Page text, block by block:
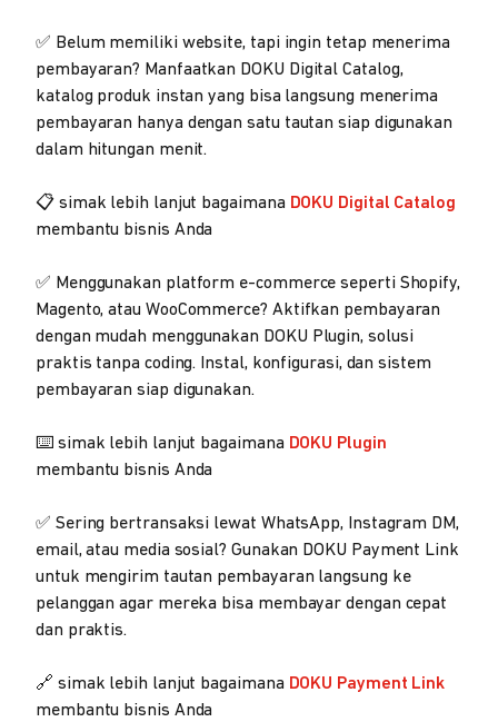
✅ Belum memiliki website, tapi ingin tetap menerima
pembayaran? Manfaatkan DOKU Digital Catalog,
katalog produk instan yang bisa langsung menerima
pembayaran hanya dengan satu tautan siap digunakan
dalam hitungan menit.
📋 simak lebih lanjut bagaimana DOKU Digital Catalog
membantu bisnis Anda
✅ Menggunakan platform e-commerce seperti Shopify,
Magento, atau WooCommerce? Aktifkan pembayaran
dengan mudah menggunakan DOKU Plugin, solusi
praktis tanpa coding. Instal, konfigurasi, dan sistem
pembayaran siap digunakan.
⌨️ simak lebih lanjut bagaimana DOKU Plugin
membantu bisnis Anda
✅ Sering bertransaksi lewat WhatsApp, Instagram DM,
email, atau media sosial? Gunakan DOKU Payment Link
untuk mengirim tautan pembayaran langsung ke
pelanggan agar mereka bisa membayar dengan cepat
dan praktis.
🔗 simak lebih lanjut bagaimana DOKU Payment Link
membantu bisnis Anda